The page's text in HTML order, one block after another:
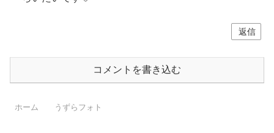
返信
コメントを書き込む
ホーム うずらフォト